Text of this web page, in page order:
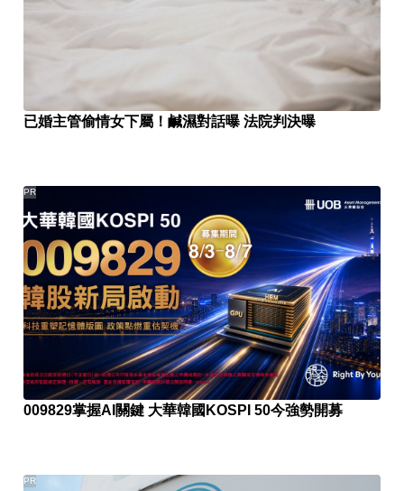
已婚主管偷情女下屬！鹹濕對話曝 法院判決曝
009829掌握AI關鍵 大華韓國KOSPI 50今強勢開募
PR
PR